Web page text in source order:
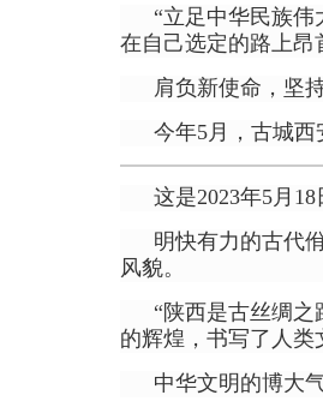
“立足中华民族
在自己选定的路上昂
肩负新使命，坚
今年5月，古城
这是2023年5月
明快有力的古代
风貌。
“陕西是古丝绸
的辉煌，书写了人
中华文明的博大